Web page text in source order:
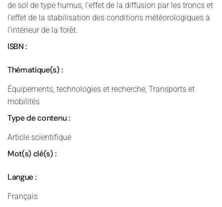
de sol de type humus, l'effet de la diffusion par les troncs et
l'effet de la stabilisation des conditions météorologiques à
l'intérieur de la forêt.
ISBN :
Thématique(s) :
Équipements, technologies et recherche, Transports et
mobilités
Type de contenu :
Article scientifique
Mot(s) clé(s) :
Langue :
Français